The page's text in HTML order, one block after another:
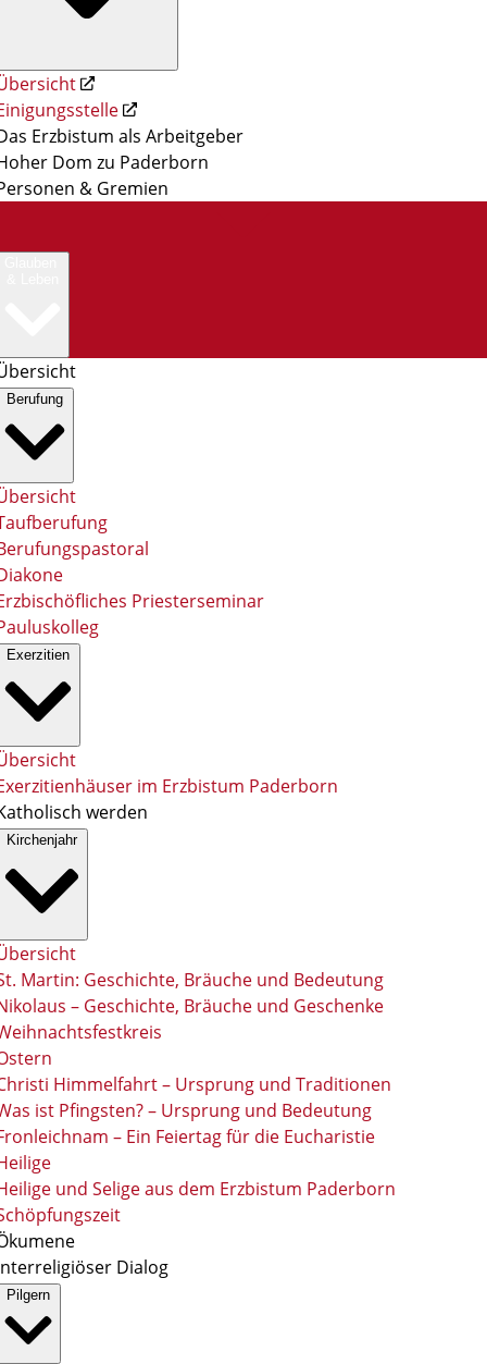
Erzbistum als Arbeitgeber
Dom zu Paderborn
& Gremien
Priesterseminar
im Erzbistum Paderborn
werden
Kirchenjahr
Martin: Geschichte, Bräuche und Bedeutung
– Geschichte, Bräuche und Geschenke
Himmelfahrt – Ursprung und Traditionen
ist Pfingsten? – Ursprung und Bedeutung
– Ein Feiertag für die Eucharistie
und Selige aus dem Erzbistum Paderborn
Dialog